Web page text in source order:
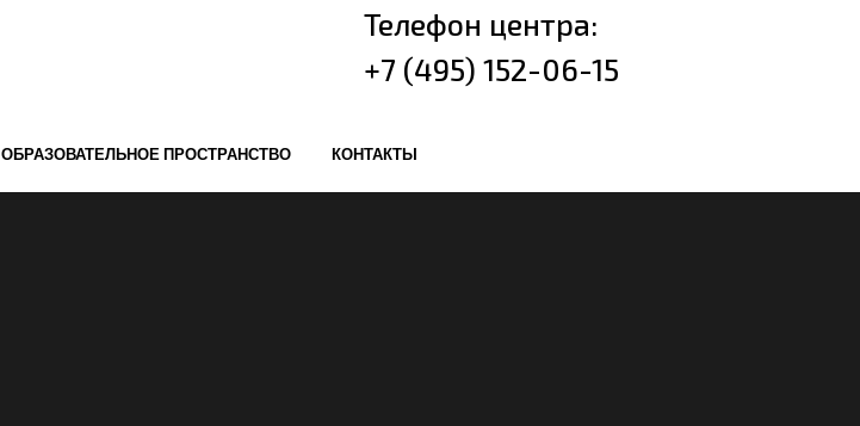
Телефон центра:
+7 (495) 152-06-15
ОБРАЗОВАТЕЛЬНОЕ ПРОСТРАНСТВО КОНТАКТЫ